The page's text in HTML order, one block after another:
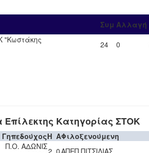
Συμ Αλλαγή
"Κωστάκης
24 0
Κατηγορίας ΣΤΟΚ
ΓηπεδούχοςH AΦιλοξενούμενη
Π.Ο. ΑΔΩΝΙΣ